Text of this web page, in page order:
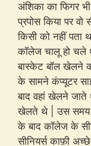
अंशिका का फिगर
प्रपोस किया पर वो
किसी को नहीं पता
कॉलेज चालू हो चले
बास्केट बॉल खेलने
के सामने कंप्यूटर
बाद वहां खेलने जाते
खेलते थे | उस समय
के बाद कॉलेज के
सीनियर्स काफ़ी